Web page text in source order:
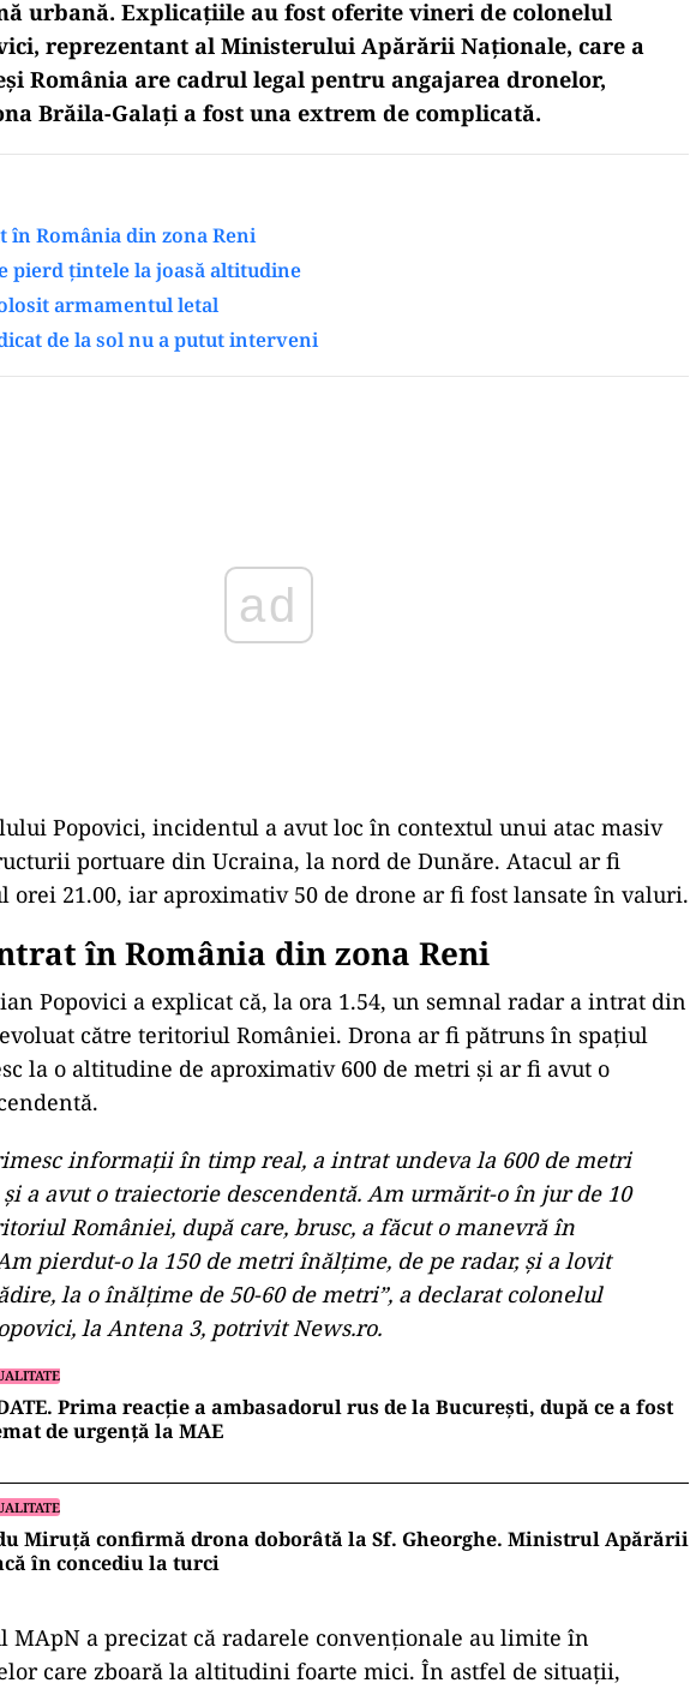
urbană. Explicațiile au fost oferite vineri de colonelul
reprezentant al Ministerului Apărării Naționale, care a
România are cadrul legal pentru angajarea dronelor,
Brăila-Galați a fost una extrem de complicată.
în România din zona Reni
pierd țintele la joasă altitudine
armamentul letal
de la sol nu a putut interveni
Popovici, incidentul a avut loc în contextul unui atac masiv
portuare din Ucraina, la nord de Dunăre. Atacul ar fi
orei 21.00, iar aproximativ 50 de drone ar fi fost lansate în valuri.
în România din zona Reni
Popovici a explicat că, la ora 1.54, un semnal radar a intrat din
către teritoriul României. Drona ar fi pătruns în spațiul
la o altitudine de aproximativ 600 de metri și ar fi avut o
informații în timp real, a intrat undeva la 600 de metri
a avut o traiectorie descendentă. Am urmărit-o în jur de 10
României, după care, brusc, a făcut o manevră în
pierdut-o la 150 de metri înălțime, de pe radar, și a lovit
la o înălțime de 50-60 de metri”, a declarat colonelul
la Antena 3, potrivit News.ro.
Prima reacție a ambasadorul rus de la București, după ce a fost
de urgență la MAE
Miruță confirmă drona doborâtă la Sf. Gheorghe. Ministrul Apărării
în concediu la turci
MApN a precizat că radarele convenționale au limite în
care zboară la altitudini foarte mici. În astfel de situații,